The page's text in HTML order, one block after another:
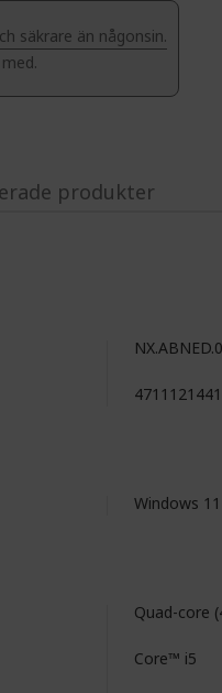
säkrare än någonsin.
Windows
Quad-core
Core™ i5
produkter